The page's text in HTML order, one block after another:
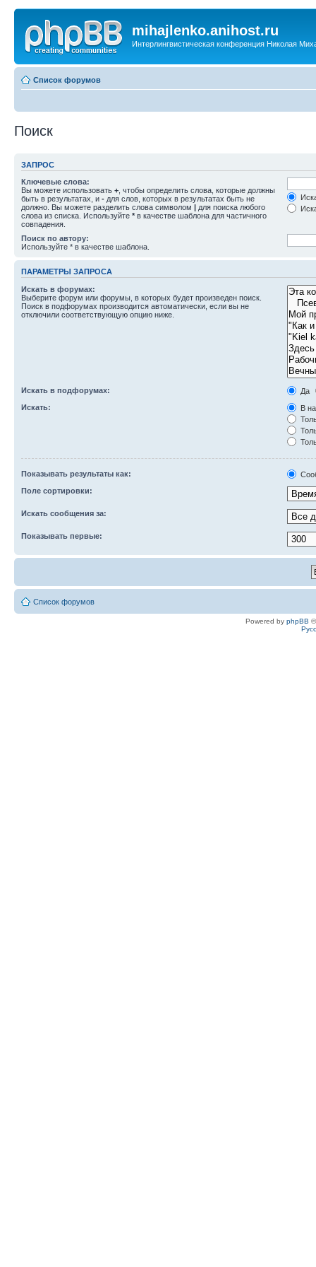
mihajlenko.anihost.ru
Интерлингвистическая конференция Николая
Список форумов
Поиск
ЗАПРОС
Ключевые слова:
Вы можете использовать + , чтобы определить слова, которые должны
быть в результатах, и - для слов, которых в результатах быть не
должно. Вы можете разделить слова символом | для поиска любого
слова из списка. Используйте * в качестве шаблона для частичного
совпадения.
Поиск по автору:
Используйте * в качестве шаблона.
ПАРАМЕТРЫ ЗАПРОСА
Искать в форумах:
Выберите форум или форумы, в которых будет произведен поиск.
Поиск в подфорумах производится автоматически, если вы не
отключили соответствующую опцию ниже.
Искать в подфорумах:
Да
Искать:
В
Показывать результаты как:
Поле сортировки:
Искать сообщения за:
Показывать первые:
Список форумов
Powered by phpBB